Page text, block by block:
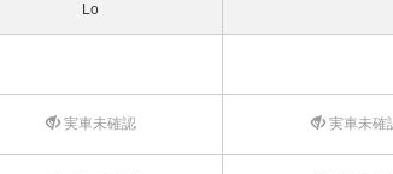
Lo
実車未確認 実車未確